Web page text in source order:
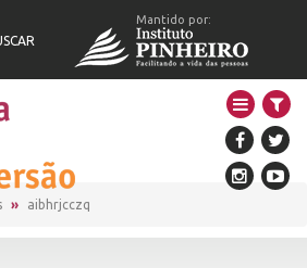
Mantido por:
aibhrjcczq